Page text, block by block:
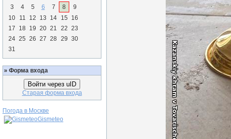
3
4 5 6 7 8
9
10
11 12 13 14 15
16
17
18 19 20 21 22 23
24 25 26 27 28 29 30
31
» Форма входа
Войти через uID
Старая форма входа
Погода в Москве
Gismeteo